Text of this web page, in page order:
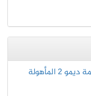
تابعوا مباشرةً الإطلاق التاريخي لمهمة ديمو 2 المأهولة